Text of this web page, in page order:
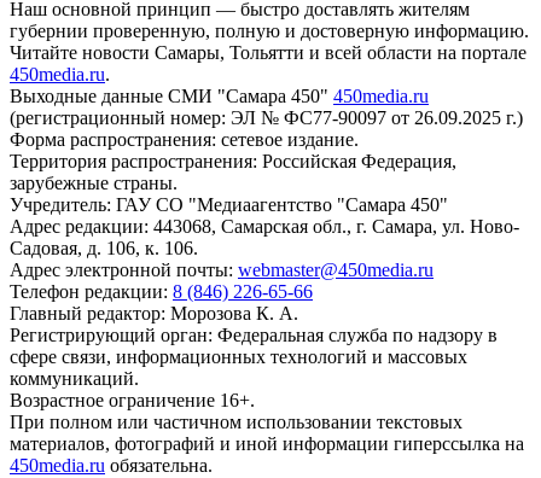
Наш основной принцип — быстро доставлять жителям
губернии проверенную, полную и достоверную информацию.
Читайте новости Самары, Тольятти и всей области на портале
450media.ru.
Выходные данные СМИ "Самара 450" 450media.ru
(регистрационный номер: ЭЛ № ФС77-90097 от 26.09.2025 г.)
Форма распространения: сетевое издание.
Территория распространения: Российская Федерация,
зарубежные страны.
Учредитель: ГАУ СО "Медиаагентство "Самара 450"
Адрес редакции: 443068, Самарская обл., г. Самара, ул. Ново-
Садовая, д. 106, к. 106.
Адрес электронной почты: webmaster@450media.ru
Телефон редакции: 8 (846) 226-65-66
Главный редактор: Морозова К. А.
Регистрирующий орган: Федеральная служба по надзору в
сфере связи, информационных технологий и массовых
коммуникаций.
Возрастное ограничение 16+.
При полном или частичном использовании текстовых
материалов, фотографий и иной информации гиперссылка на
450media.ru обязательна.